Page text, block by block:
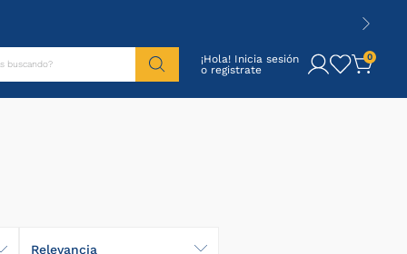
¡Hola! Inicia sesión 0
Relevancia